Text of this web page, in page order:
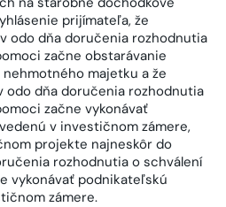
prijímateľa, že
odo dňa doručenia rozhodnutia
začne obstarávanie
majetku a že
odo dňa doručenia rozhodnutia
začne vykonávať
v investičnom zámere,
projekte najneskôr do
rozhodnutia o schválení
vykonávať podnikateľskú
zámere.